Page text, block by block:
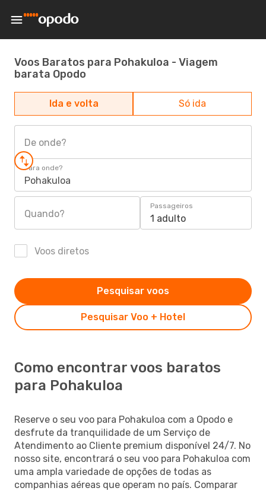
Voos Baratos para Pohakuloa - Viagem
barata Opodo
Ida e volta Só ida
De onde?
Para onde?
Pohakuloa
Quando?
Passageiros
1 adulto
Voos diretos
Pesquisar Voo + Hotel
Pesquisar voos
Como encontrar voos baratos
para Pohakuloa
Reserve o seu voo para Pohakuloa com a Opodo e
desfrute da tranquilidade de um Serviço de
Atendimento ao Cliente premium disponível 24/7. No
nosso site, encontrará o seu voo para Pohakuloa com
uma ampla variedade de opções de todas as
companhias aéreas que operam no país. Comparar